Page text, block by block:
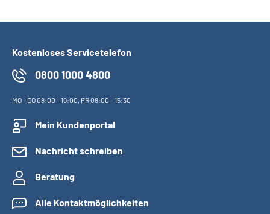
Kostenloses Servicetelefon
0800 1000 4800
MO- DO08:00 - 19:00, FR08:00 - 15:30
Mein Kundenportal
Nachricht schreiben
Beratung
Alle Kontaktmöglichkeiten